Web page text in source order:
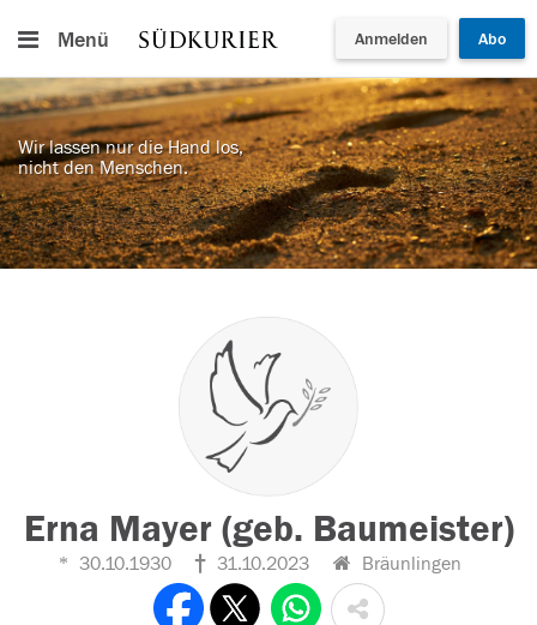
Menü Anmelden Abo
Wir lassen nur die Hand los,
nicht den Menschen.
Erna Mayer (geb. Baumeister)
30.10.1930 31.10.2023 Bräunlingen